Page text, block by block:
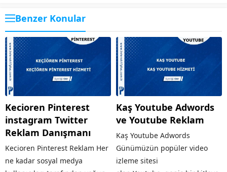
Benzer Konular
Kecioren Pinterest
instagram Twitter
Reklam Danışmanı
Kecioren Pinterest Reklam Her
ne kadar sosyal medya
Kaş Youtube Adwords
ve Youtube Reklam
Kaş Youtube Adwords
Günümüzün popüler video
izleme sitesi